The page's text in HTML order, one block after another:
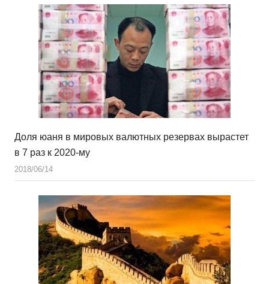
Доля юаня в мировых валютных резервах вырастет
в 7 раз к 2020-му
2018/06/14